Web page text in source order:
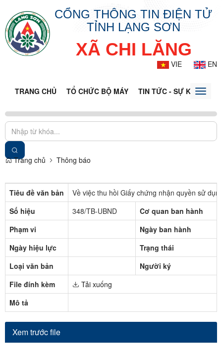
CỔNG THÔNG TIN ĐIỆN TỬ
TỈNH LẠNG SƠN
XÃ CHI LĂNG
VIE EN
TRANG CHỦ TỔ CHỨC BỘ MÁY TIN TỨC - SỰ KIỆNToggle
Trang chủ Thông báo
Tiêu đề văn bản
Về việc thu hồi Giấy chứng nhận quyền sử
Số hiệu
348/TB-UBND
Cơ quan ban hành
Phạm vi
Ngày ban hành
Ngày hiệu lực
Trạng thái
Loại văn bản
Người ký
File đính kèm
Tải xuống
Mô tả
Xem trước file